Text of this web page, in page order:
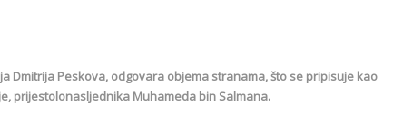
Dmitrija Peskova, odgovara objema stranama, što se pripisuje kao
prijestolonasljednika Muhameda bin Salmana.